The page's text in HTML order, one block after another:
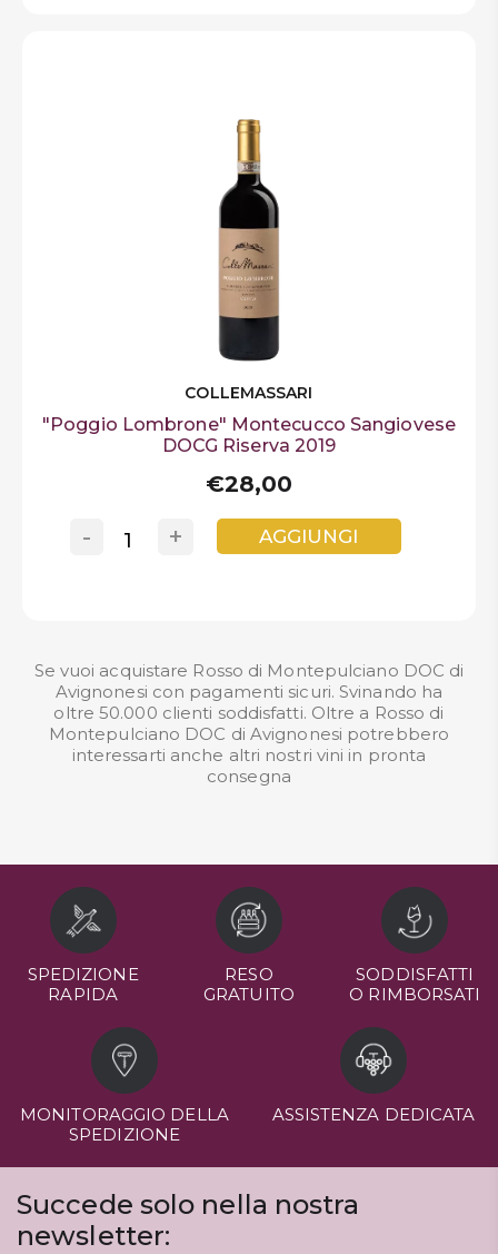
COLLEMASSARI
"Poggio Lombrone" Montecucco Sangiovese
DOCG Riserva 2019
€28,00
+
- AGGIUNGI
Se vuoi acquistare Rosso di Montepulciano DOC di
Avignonesi con pagamenti sicuri. Svinando ha
oltre 50.000 clienti soddisfatti. Oltre a Rosso di
Montepulciano DOC di Avignonesi potrebbero
interessarti anche altri nostri vini in pronta
consegna
SPEDIZIONE
RAPIDA
RESO
GRATUITO
SODDISFATTI
O RIMBORSATI
MONITORAGGIO DELLA
SPEDIZIONE
ASSISTENZA DEDICATA
Succede solo nella nostra
newsletter: